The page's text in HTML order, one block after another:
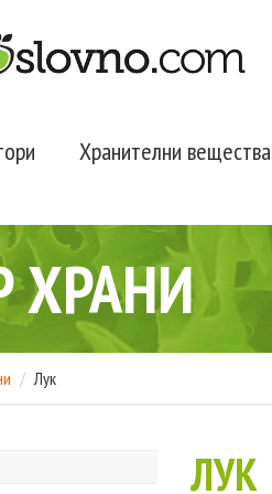
Хранителни вещества
ХРАНИ
Лук
ЛУК